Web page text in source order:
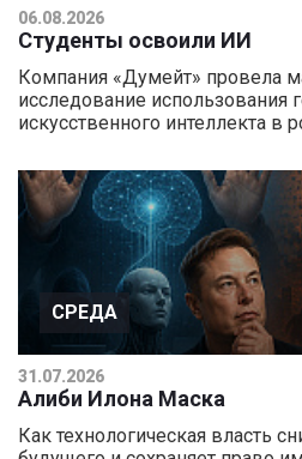
06.08.2026
Студенты освоили ИИ
Компания «Думейт» провела
исследование использования
искусственного интеллекта в
СРЕДА
31.07.2026
Алиби Илона Маска
Как технологическая власть